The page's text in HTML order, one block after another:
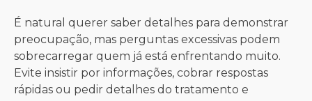
É natural querer saber detalhes para demonstrar
preocupação, mas perguntas excessivas podem
sobrecarregar quem já está enfrentando muito.
Evite insistir por informações, cobrar respostas
rápidas ou pedir detalhes do tratamento e